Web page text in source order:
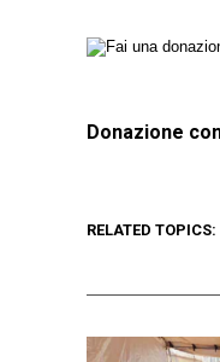
Donazione
RELATED TOPICS: